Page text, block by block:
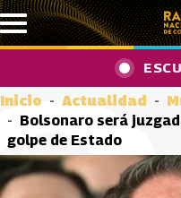
Pasar al contenido principal
Inicio Actualidad
Bolsonaro será
golpe de Estado